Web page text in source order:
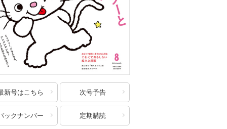
新号はこちら 次号予告
ックナンバー 定期購読